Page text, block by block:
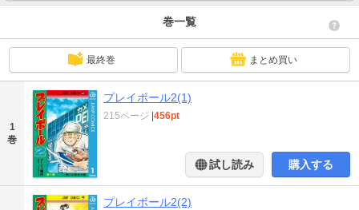
巻一覧
最終巻 まとめ買い
1
巻
プレイボール2(1)
215ページ 456pt
試し読み 購入する
プレイボール2(2)